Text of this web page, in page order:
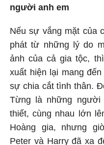
người anh em
Nếu sự vắng mặt của
phát từ những lý do
ảnh của cả gia tộc,
xuất hiện lại mang
sự chia cắt tình thân.
Từng là những người
thiết, cùng nhau lớn
Hoàng gia, nhưng
Peter và Harry đã xa